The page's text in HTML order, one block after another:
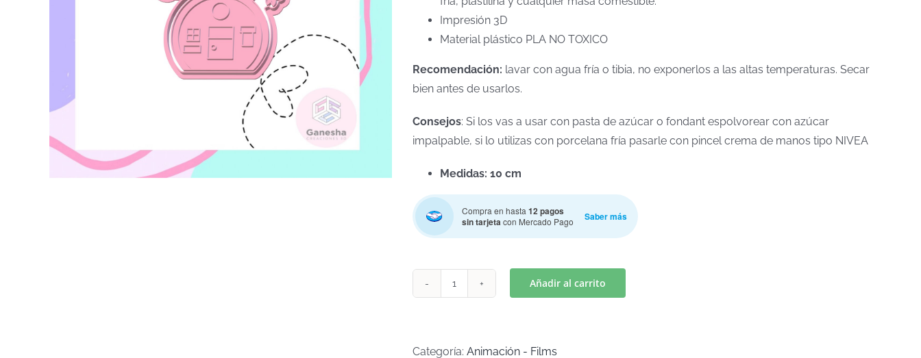
Impresión 3D
Material plástico PLA NO TOXICO
Recomendación: lavar con agua fría o tibia, no exponerlos a las altas temperaturas. Secar
bien antes de usarlos.
Consejos: Si los vas a usar con pasta de azúcar o fondant espolvorear con azúcar
impalpable, si lo utilizas con porcelana fría pasarle con pincel crema de manos tipo NIVEA
Medidas: 10 cm
Compra en hasta 12 pagos
sin tarjetacon Mercado Pago Saber más
C-
Añadir al carrito
Categoría: Animación - Films